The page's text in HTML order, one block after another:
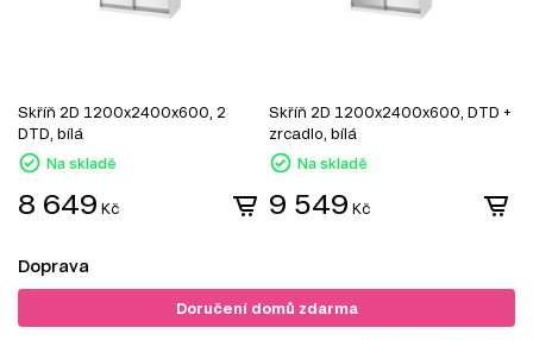
Skříň 2D 1200x2400x600, 2
DTD, bílá
Na skladě
8 649 Kč
Skříň 2D 1200x2400x600, DTD +
zrcadlo, bílá
Na skladě
9 549 Kč
Doprava
Doručení domů zdarma